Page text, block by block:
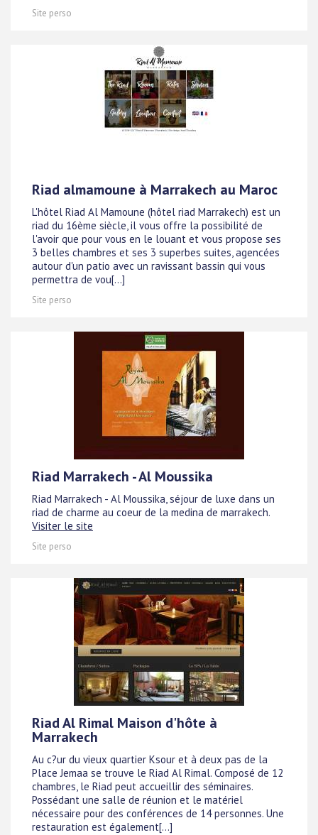
Site perso
Riad almamoune à Marrakech au Maroc
L'hôtel Riad Al Mamoune (hôtel riad Marrakech) est un
riad du 16ème siècle, il vous offre la possibilité de
l'avoir que pour vous en le louant et vous propose ses
3 belles chambres et ses 3 superbes suites, agencées
autour d'un patio avec un ravissant bassin qui vous
permettra de vou[...]
Site perso
Riad Marrakech - Al Moussika
Riad Marrakech - Al Moussika, séjour de luxe dans un
riad de charme au coeur de la medina de marrakech.
Visiter le site
Site perso
Riad Al Rimal Maison d'hôte à
Marrakech
Au c?ur du vieux quartier Ksour et à deux pas de la
Place Jemaa se trouve le Riad Al Rimal. Composé de 12
chambres, le Riad peut accueillir des séminaires.
Possédant une salle de réunion et le matériel
nécessaire pour des conférences de 14 personnes. Une
restauration est également[...]